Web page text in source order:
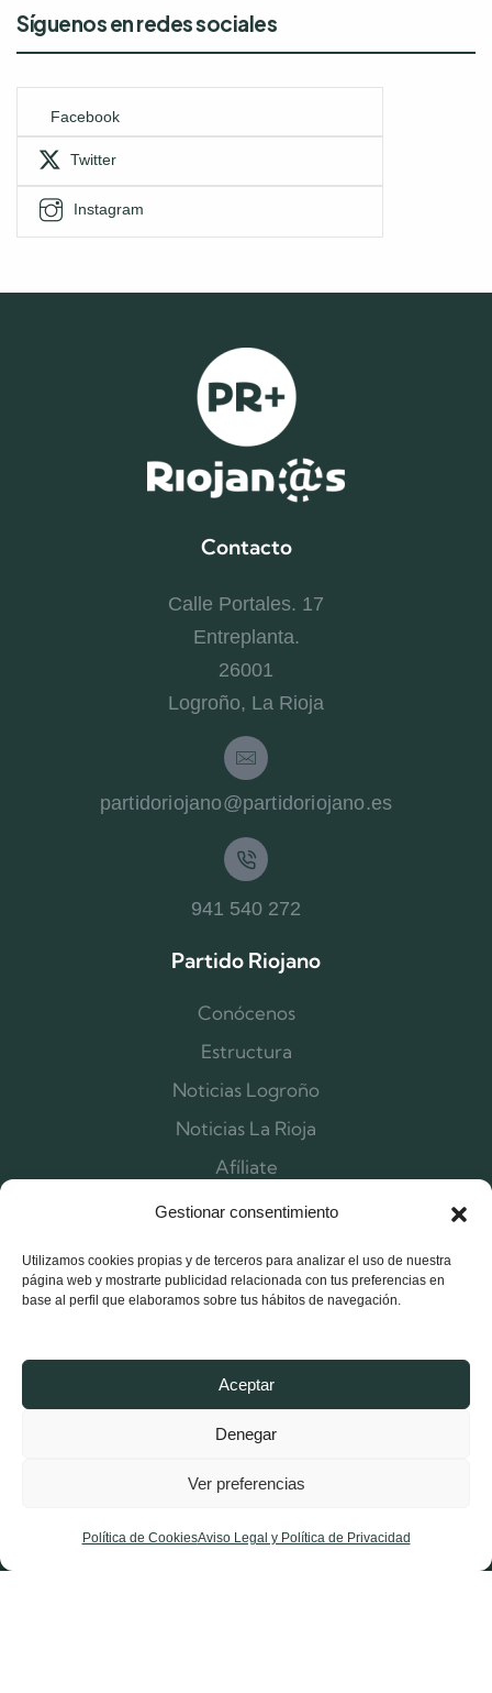
Gestionar consentimiento
Utilizamos cookies propias y de terceros para analizar el uso de nuestra
página web y mostrarte publicidad relacionada con tus preferencias en
base al perfil que elaboramos sobre tus hábitos de navegación.
Aceptar
Denegar
Ver preferencias
Política de CookiesAviso Legal y Política de Privacidad
Síguenos en redes sociales
Facebook
Twitter
Instagram
Contacto
Calle Portales. 17
Entreplanta.
26001
Logroño, La Rioja
partidoriojano@partidoriojano.es
941 540 272
Partido Riojano
Conócenos
Estructura
Noticias Logroño
Noticias La Rioja
Afíliate
Contacta
twitter
f